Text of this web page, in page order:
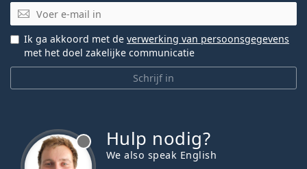
E-mail
Schrijf in
Ik ga akkoord met de verwerking van persoonsgegevens
met het doel zakelijke communicatie
Hulp nodig?
We also speak English